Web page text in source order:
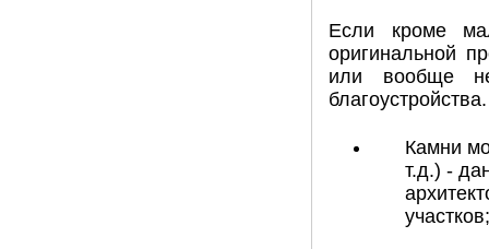
Если кроме
оригинальной
или вообще не
благоустройства.
Камни
т.д.) -
участков;